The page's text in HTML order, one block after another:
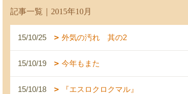
記事一覧｜2015年10月
15/10/25 外気の汚れ 其の2
15/10/19 今年もまた
15/10/18 『エスロクロクマル』